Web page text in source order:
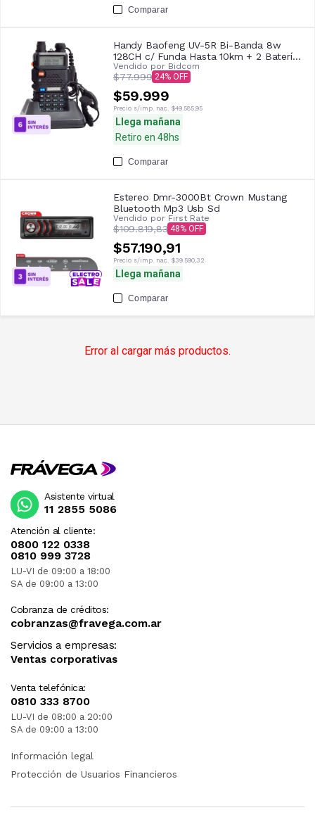
Comparar
Handy Baofeng UV-5R Bi-Banda 8w
128CH c/ Funda Hasta 10km + 2 Baterías
y Manos Libres
Vendido por Bidcom
$77.999 24
$59.999
Precio s/imp. nac. $49.585,95
Llega mañana
Retiro en 48hs
Comparar
Estereo Dmr-3000Bt Crown Mustang
Bluetooth Mp3 Usb Sd
Vendido por First Rate
$109.819,83 48
$57.190,91
Precio s/imp. nac. $39.590,32
Llega mañana
Comparar
Error al cargar más productos.
Atención al cliente:
0800 122 0338
0810 999 3728
LU-VI de 09:00 a 18:00
SA de 09:00 a 13:00
Cobranza de créditos:
cobranzas@fravega.com.ar
Servicios a empresas:
Ventas corporativas
Venta telefónica:
0810 333 8700
LU-VI de 08:00 a 20:00
SA de 09:00 a 13:00
Asistente virtual
11 2855 5086
Información legal
Protección de Usuarios Financieros